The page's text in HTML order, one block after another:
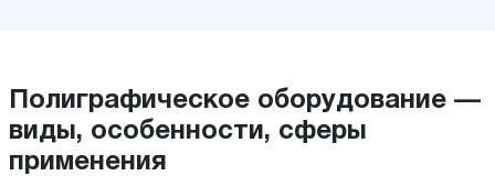
Полиграфическое оборудование —
виды, особенности, сферы
применения